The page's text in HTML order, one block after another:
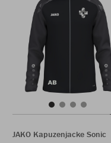
JAKO Kapuzenjacke Sonic